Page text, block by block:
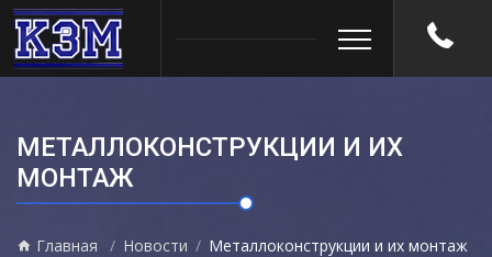
МЕТАЛЛОКОНСТРУКЦИИ И ИХ
МОНТАЖ
Главная Новости Металлоконструкции и их монтаж